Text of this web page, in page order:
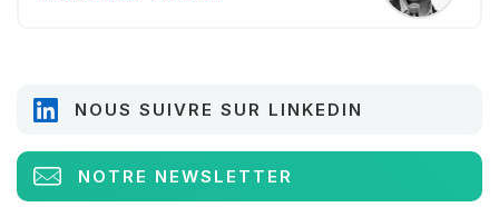
NOUS SUIVRE SUR LINKEDIN
NOTRE NEWSLETTER